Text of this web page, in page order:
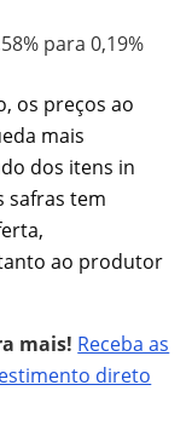
para 0,19%
os preços ao
mais
dos itens in
safras tem
ao produtor
mais! Receba as
direto